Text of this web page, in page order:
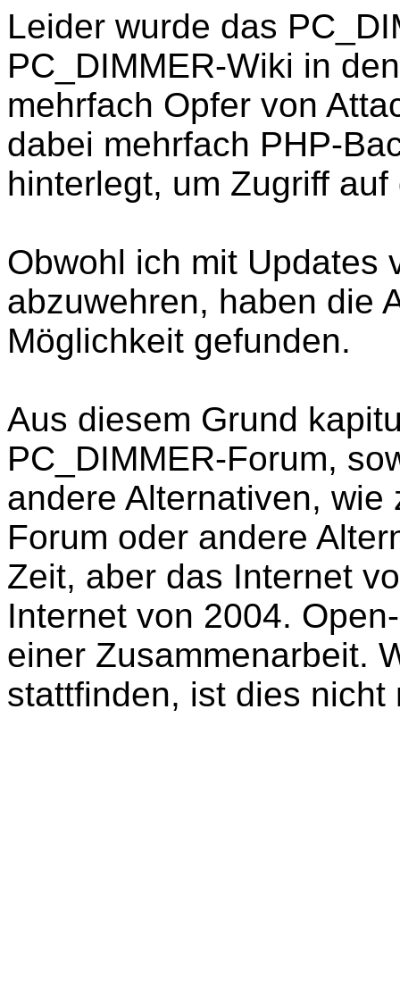
Leider wurde das
PC_DIMMER-Wiki in
mehrfach Opfer von
dabei mehrfach PHP-
hinterlegt, um Zugriff
Obwohl ich mit Updates
abzuwehren, haben die
Möglichkeit gefunden.
Aus diesem Grund
PC_DIMMER-Forum,
andere Alternativen,
Forum oder andere
Zeit, aber das Internet
Internet von 2004.
einer Zusammenarbeit.
stattfinden, ist dies nicht